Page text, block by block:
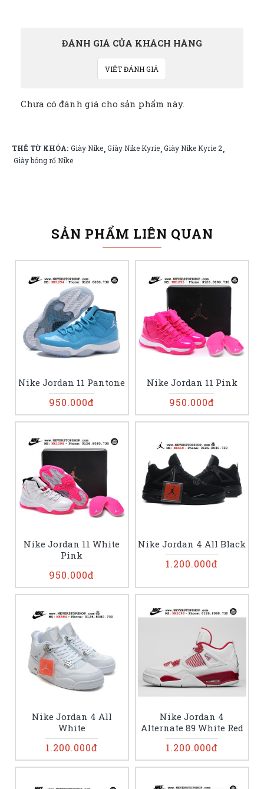
ĐÁNH GIÁ CỦA KHÁCH HÀNG
VIẾT ĐÁNH GIÁ
Chưa có đánh giá cho sản phẩm này.
THẺ TỪ KHÓA: Giày Nike,Giày Nike Kyrie,Giày Nike Kyrie 2,
Giày bóng rổ Nike
SẢN PHẨM LIÊN QUAN
Nike Jordan 11 Pantone
950.000đ
Nike Jordan 11 Pink
950.000đ
Nike Jordan 11 White
Pink
950.000đ
Nike Jordan 4 All Black
1.200.000đ
Nike Jordan 4 All
White
1.200.000đ
Nike Jordan 4
Alternate 89 White Red
1.200.000đ